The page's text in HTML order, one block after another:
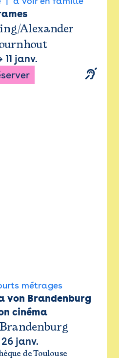
Alexander
11 janv.
métrages
von Brandenburg
cinéma
26 janv.
de Toulouse